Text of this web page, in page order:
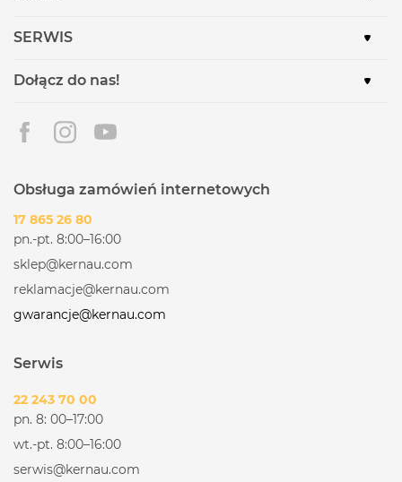
SERWIS
Dołącz do nas!
Obsługa zamówień internetowych
17 865 26 80
pn.-pt. 8:00–16:00
sklep@kernau.com
reklamacje@kernau.com
gwarancje@kernau.com
Serwis
22 243 70 00
pn. 8: 00–17:00
wt.-pt. 8:00–16:00
serwis@kernau.com